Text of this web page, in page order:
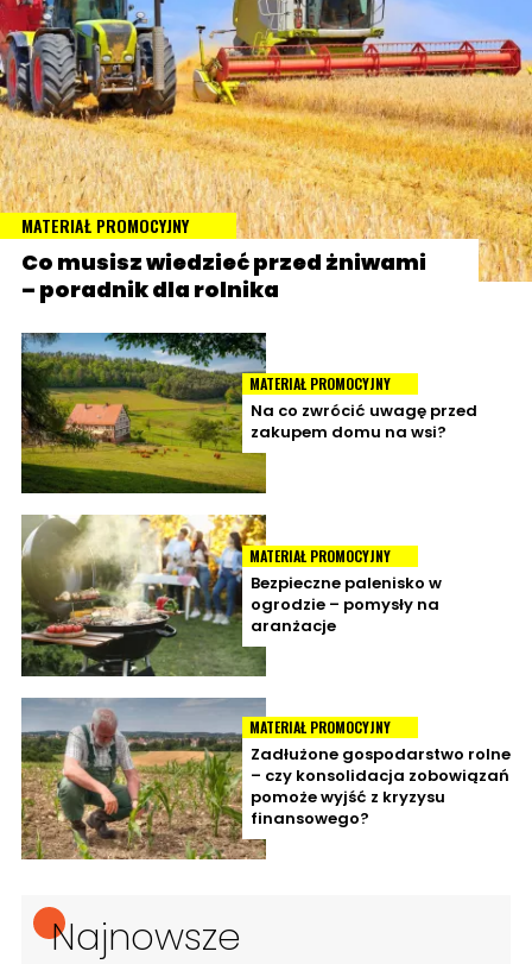
MATERIAŁ PROMOCYJNY
Co musisz wiedzieć przed żniwami
– poradnik dla rolnika
MATERIAŁ PROMOCYJNY
Na co zwrócić uwagę przed
zakupem domu na wsi?
MATERIAŁ PROMOCYJNY
Bezpieczne palenisko w
ogrodzie – pomysły na
aranżacje
MATERIAŁ PROMOCYJNY
Zadłużone gospodarstwo rolne
– czy konsolidacja zobowiązań
pomoże wyjść z kryzysu
finansowego?
Najnowsze